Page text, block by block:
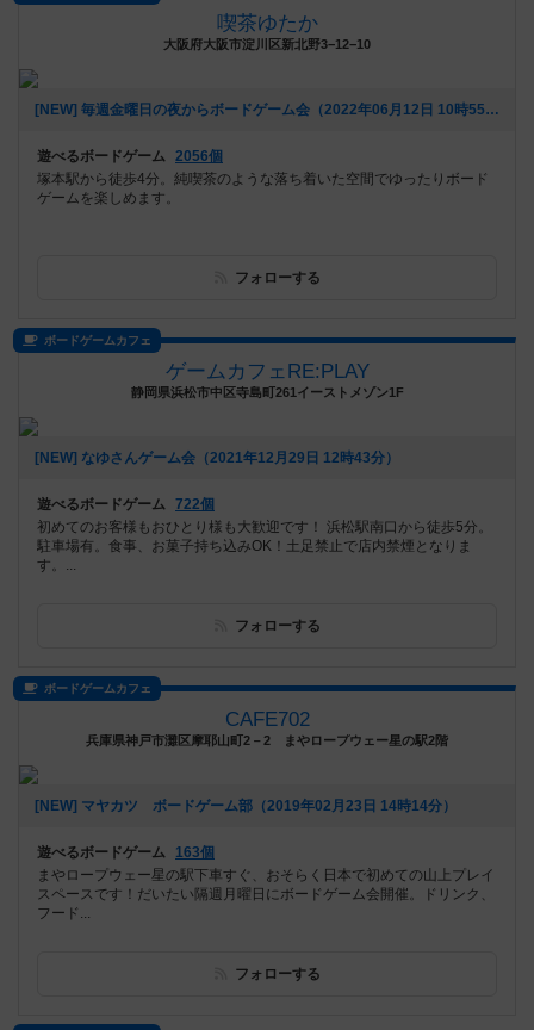
喫茶ゆたか
大阪府大阪市淀川区新北野3−12−10
[NEW] 毎週金曜日の夜からボードゲーム会（2022年06月12日 10時55分）
遊べるボードゲーム 2056個
塚本駅から徒歩4分。純喫茶のような落ち着いた空間でゆったりボード
ゲームを楽しめます。
フォローする
ボードゲームカフェ
ゲームカフェRE:PLAY
静岡県浜松市中区寺島町261イーストメゾン1F
[NEW] なゆさんゲーム会（2021年12月29日 12時43分）
遊べるボードゲーム 722個
初めてのお客様もおひとり様も大歓迎です！ 浜松駅南口から徒歩5分。
駐車場有。食事、お菓子持ち込みOK！土足禁止で店内禁煙となりま
す。...
フォローする
ボードゲームカフェ
CAFE702
兵庫県神戸市灘区摩耶山町2－2 まやロープウェー星の駅2階
[NEW] マヤカツ ボードゲーム部（2019年02月23日 14時14分）
遊べるボードゲーム
163個
まやロープウェー星の駅下車すぐ、おそらく日本で初めての山上プレイ
スペースです！だいたい隔週月曜日にボードゲーム会開催。ドリンク、
フード...
フォローする